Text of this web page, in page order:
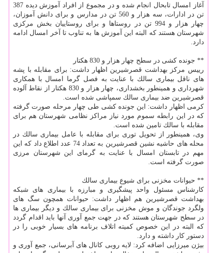
آغاز امسال تابحال انجام شده و در مجموع از افراد آموزش دیده 387
تن در ادارات، سه هزار و 560 تن در مدارس و برای دانش آموزان،
چهار هزار و 994 تن در روستاها و برای روستاییان بخش مركزی
شهرستان هستند كه البته این آموزش ها به تناوب تا آخر امسال ادامه
دارد.
** جونده كشی در سطح چهار هزار و 830 هكتار
رییس مركز بهداشت قصرشیرین اظهار داشت: برای مقابله با پشه
های ناقل بیماری سالك با عنایت به فصل گرما امسال با همكاری
شهرداری و همینطور بخشداری، چهار هزار و 830 هكتار از نقاط آلوده
قصرشیرین ضد بیماری سالك سمپاشی شده است.
كرمی اظهار داشت: این جونده كشی طی چهار مرحله صورت گرفته
كه در این رابطه سموم مورد نیاز مراكز نظامی شهرستان هم برای
مقابله با سالك تامین شده است.
وی، همینطور از تحویل توری برای مقابله با عامل بیماری سالك در
محله های حاشیه نشین قصرشیرین به تعداد 74 عدد اطلاع داد كه این
مهم در تابستان امسال با عنایت به گرمای این شهرستان مرزی
صورت گرفته است.
** حیوانات مخزنی برای شیوع بیماری سالك
كارشناس مسئول واحد پیشگیری و مبارزه با بیماری های شبكه
بهداشت قصرشیرین هم اظهار داشت: حیوانات همچون سگ های
ولگرد جوندگان و موش مخزنی برای بیماری سالك و دیگر بیماری ها
در سطح شهرستان هستند كه در جهت جمع آوری آنها باید اقدام گردد
كه البته در این خصوص كمیته اتلاف برنامه های بسیار خوبی را در
دستور كار داشته و دارد.
بیژن میرزایی اضافه كرد: لایه روبی كانال های آبرسانی، جمع آوری و